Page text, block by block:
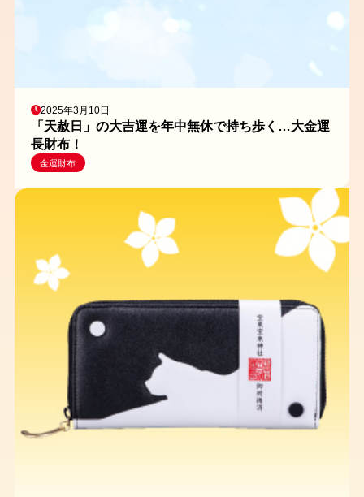
2025年3月10日
「天赦日」の大吉運を年中無休で持ち歩く…大金運
長財布！
金運財布